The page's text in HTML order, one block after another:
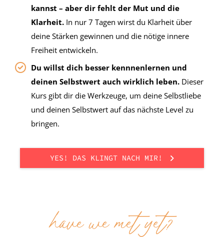
kannst – aber dir fehlt der Mut und die
Klarheit. In nur 7 Tagen wirst du Klarheit über
deine Stärken gewinnen und die nötige innere
Freiheit entwickeln.
Du willst dich besser kennnenlernen und
deinen Selbstwert auch wirklich leben. Dieser
Kurs gibt dir die Werkzeuge, um deine Selbstliebe
und deinen Selbstwert auf das nächste Level zu
bringen.
YES! DAS KLINGT NACH MIR!
have we met yet?